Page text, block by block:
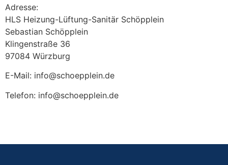
Adresse:
HLS Heizung-Lüftung-Sanitär Schöpplein
Sebastian Schöpplein
Klingenstraße 36
97084 Würzburg
E-Mail: info@schoepplein.de
Telefon: info@schoepplein.de